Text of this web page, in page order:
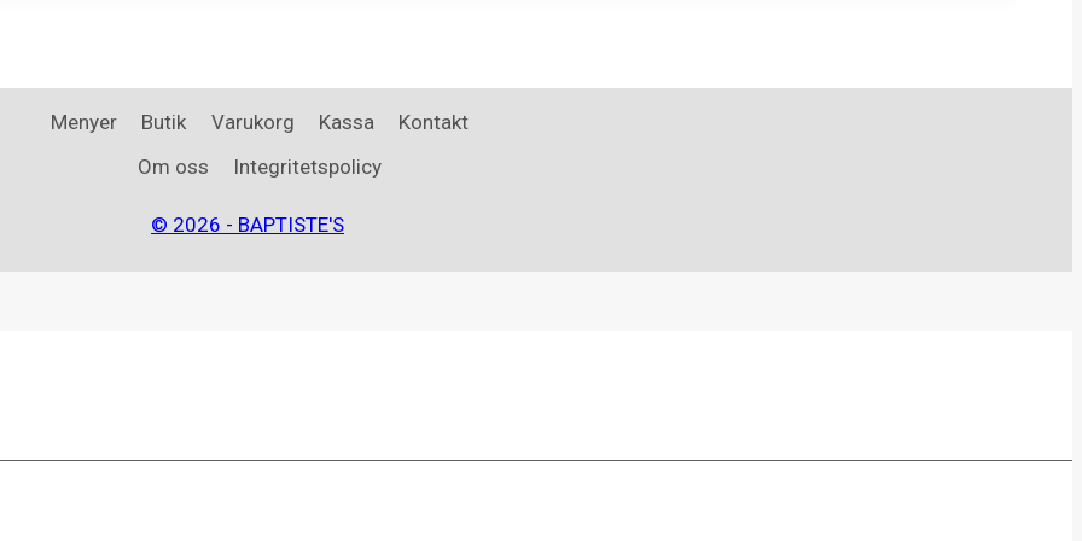
Menyer Butik Varukorg Kassa
Kontakt
Om oss
Integritetspolicy
© 2026 - BAPTISTE'S